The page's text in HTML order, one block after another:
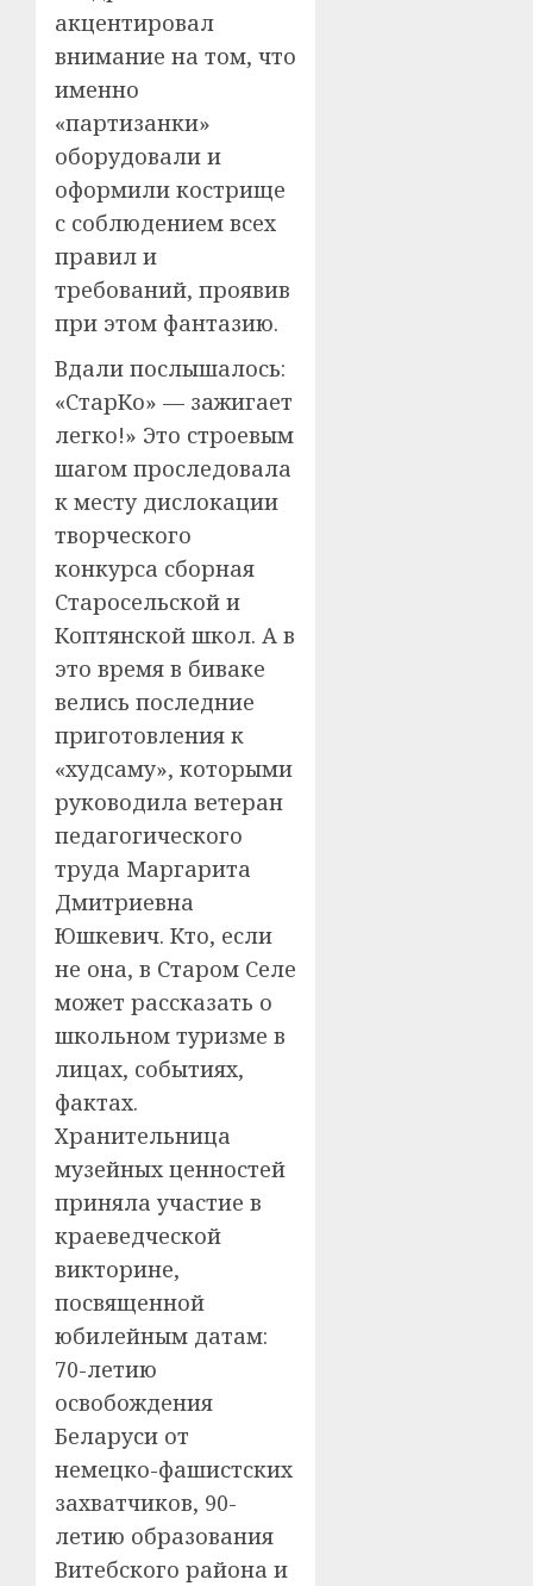
акцентировал
внимание на том, что
именно
«партизанки»
оборудовали и
оформили кострище
с соблюдением всех
правил и
требований, проявив
при этом фантазию.
Вдали послышалось:
«СтарКо» — зажигает
легко!» Это строевым
шагом проследовала
к месту дислокации
творческого
конкурса сборная
Старосельской и
Коптянской школ. А в
это время в биваке
велись последние
приготовления к
«худсаму», которыми
руководила ветеран
педагогического
труда Маргарита
Дмитриевна
Юшкевич. Кто, если
не она, в Старом Селе
может рассказать о
школьном туризме в
лицах, событиях,
фактах.
Хранительница
музейных ценностей
приняла участие в
краеведческой
викторине,
посвященной
юбилейным датам:
70-летию
освобождения
Беларуси от
немецко-фашистских
захватчиков, 90-
летию образования
Витебского района и